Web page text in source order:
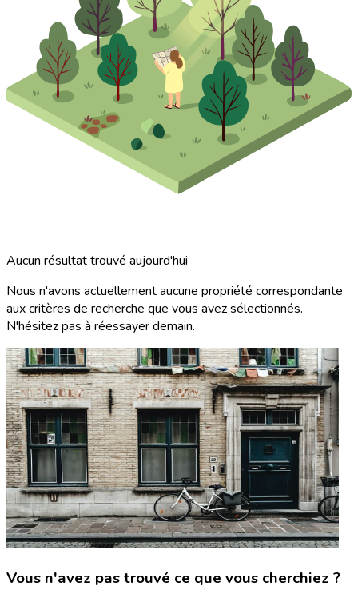
Aucun résultat trouvé aujourd'hui
Nous n'avons actuellement aucune propriété correspondante
aux critères de recherche que vous avez sélectionnés.
N'hésitez pas à réessayer demain.
Vous n'avez pas trouvé ce que vous cherchiez ?